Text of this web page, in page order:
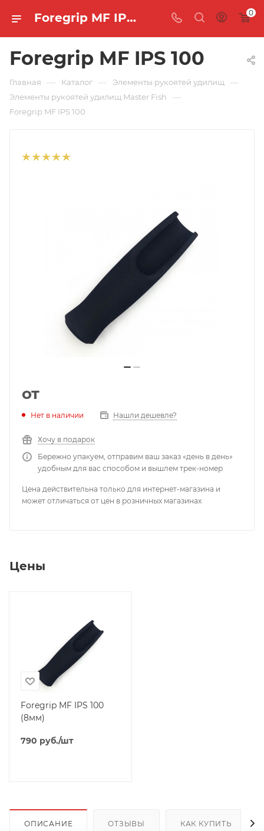
Foregrip MF IPS 100 🐟 купить по цене 790 руб. в интернет-магазине "MASTER FISH" 0
Foregrip MF IPS 100
Главная — Каталог — Элементы рукоятей удилищ —
Элементы рукоятей удилищ Master Fish —
Foregrip MF IPS 100
от
Нет в наличии Нашли дешевле?
Хочу в подарок
Бережно упакуем, отправим ваш заказ «день в день»
удобным для вас способом и вышлем трек-номер
Цена действительна только для интернет-магазина и
может отличаться от цен в розничных магазинах
Цены
Foregrip MF IPS 100
(8мм)
790 руб./шт
ОПИСАНИЕ ОТЗЫВЫ КАК КУПИТЬ